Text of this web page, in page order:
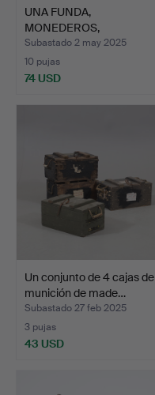
UNA FUNDA,
MONEDEROS,
KRUTHORN del siglo 1…
Subastado 2 may 2025
10 pujas
74 USD
Un conjunto de 4 cajas de
munición de made…
Subastado 27 feb 2025
3 pujas
43 USD